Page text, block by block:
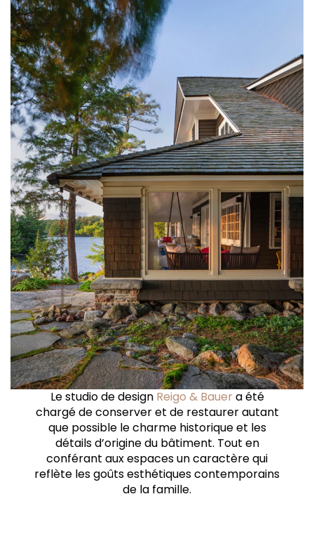
Le studio de design Reigo & Bauer a été
chargé de conserver et de restaurer autant
que possible le charme historique et les
détails d’origine du bâtiment. Tout en
conférant aux espaces un caractère qui
reflète les goûts esthétiques contemporains
de la famille.